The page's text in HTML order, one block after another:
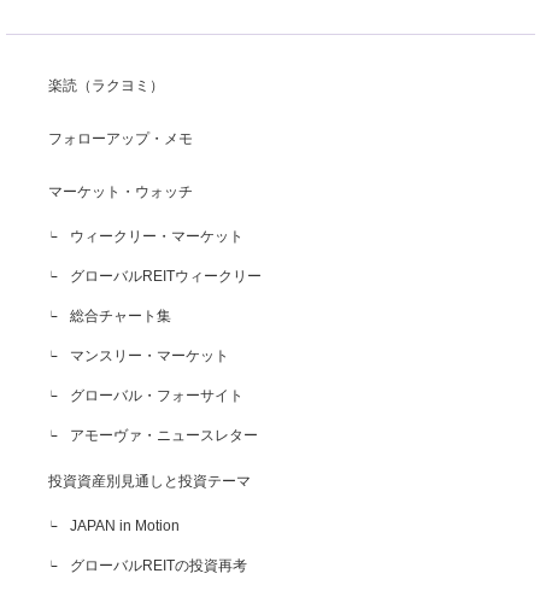
楽読（ラクヨミ）
フォローアップ・メモ
マーケット・ウォッチ
ウィークリー・マーケット
グローバルREITウィークリー
総合チャート集
マンスリー・マーケット
グローバル・フォーサイト
アモーヴァ・ニュースレター
投資資産別見通しと投資テーマ
JAPAN in Motion
グローバルREITの投資再考